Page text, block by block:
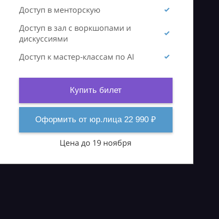
Доступ в менторскую
Доступ в зал с воркшопами и
дискуссиями
Доступ к мастер-классам по AI
Купить билет
Оформить от юр.лица 22 990 ₽
Цена до 19 ноября